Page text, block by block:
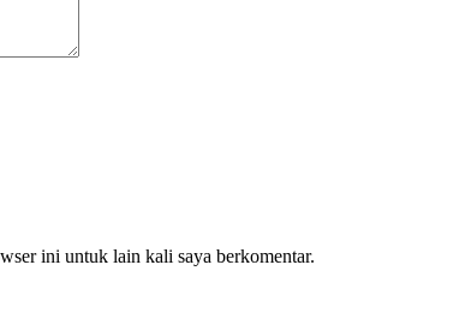
ini untuk lain kali saya berkomentar.